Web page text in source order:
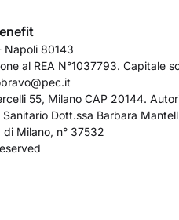
Napoli 80143
al REA N°1037793. Capitale
55, Milano CAP 20144.
Dott.ssa Barbara
Milano, n° 37532